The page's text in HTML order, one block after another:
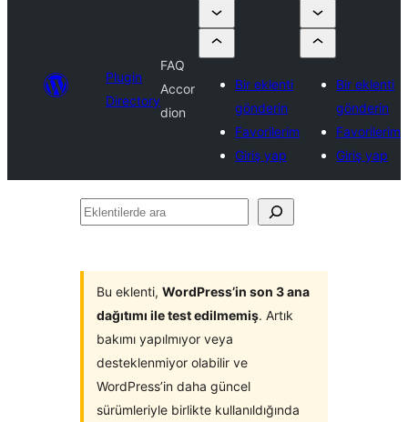
Plugin
Directory
FAQ
Accor
dion
Bir eklenti
gönderin
Favorilerim
Giriş yap
Bir eklenti
gönderin
Favorilerim
Giriş yap
Eklentilerde
Bu eklenti, WordPress’in son 3 ana
dağıtımı ile test edilmemiş. Artık
bakımı yapılmıyor veya
desteklenmiyor olabilir ve
WordPress’in daha güncel
sürümleriyle birlikte kullanıldığında